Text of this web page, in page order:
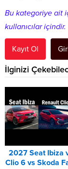
Bu kategoriye ait
kullanıcılar içindir.
Kayıt Ol
İlginizi
2027 Seat Ibiza
Clio 6 vs Skoda